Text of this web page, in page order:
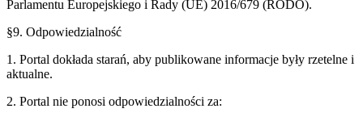
Parlamentu Europejskiego i Rady (UE) 2016/679 (RODO).
§9. Odpowiedzialność
1. Portal dokłada starań, aby publikowane informacje były rzetelne i
aktualne.
2. Portal nie ponosi odpowiedzialności za: